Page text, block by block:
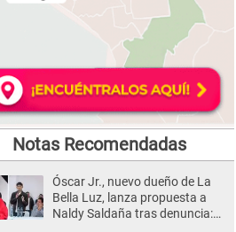
Notas Recomendadas
Óscar Jr., nuevo dueño de La
Bella Luz, lanza propuesta a
Naldy Saldaña tras denuncia: